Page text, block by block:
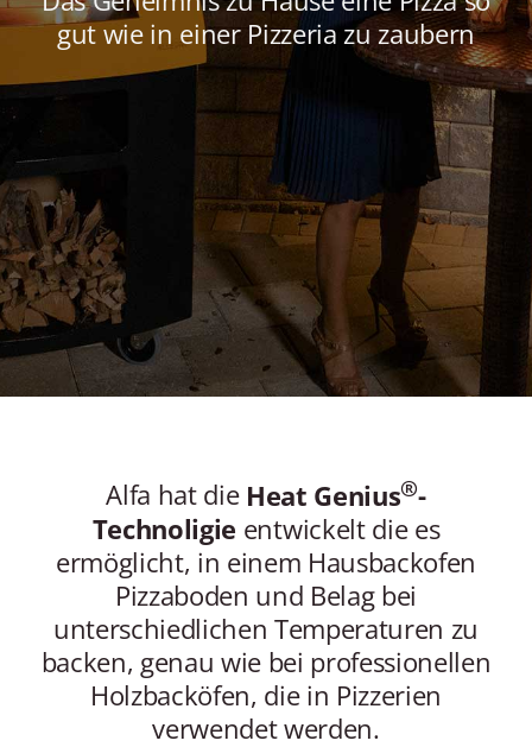
MY
DEUTSCH
gut wie in einer Pizzeria zu zaubern
Alfa hat die Heat Genius®-
Technoligie entwickelt die es
ermöglicht, in einem Hausbackofen
Pizzaboden und Belag bei
unterschiedlichen Temperaturen zu
backen, genau wie bei professionellen
Holzbacköfen, die in Pizzerien
verwendet werden.